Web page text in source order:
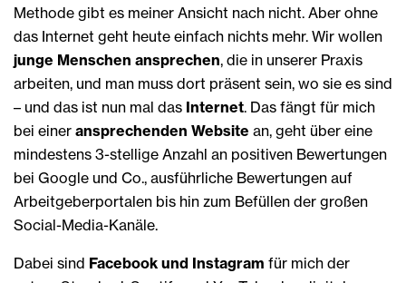
Methode gibt es meiner Ansicht nach nicht. Aber ohne
das Internet geht heute einfach nichts mehr. Wir wollen
junge Menschen ansprechen, die in unserer Praxis
arbeiten, und man muss dort präsent sein, wo sie es sind
– und das ist nun mal das Internet. Das fängt für mich
bei einer ansprechenden Website an, geht über eine
mindestens 3-stellige Anzahl an positiven Bewertungen
bei Google und Co., ausführliche Bewertungen auf
Arbeitgeberportalen bis hin zum Befüllen der großen
Social-Media-Kanäle.
Dabei sind Facebook und Instagram für mich der